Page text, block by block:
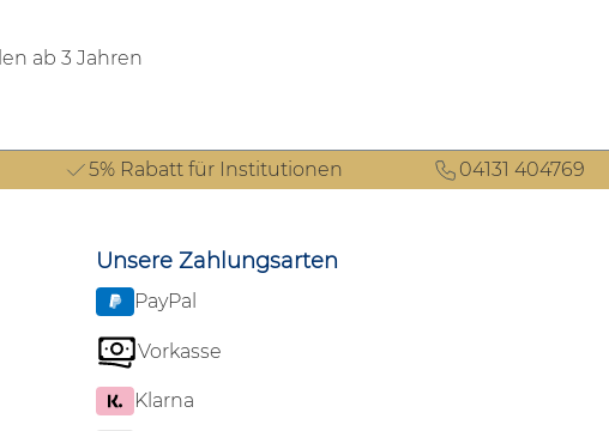
ab 3 Jahren
5% Rabatt für Institutionen 04131 404769
Unsere Zahlungsarten
PayPal
Vorkasse
Klarna